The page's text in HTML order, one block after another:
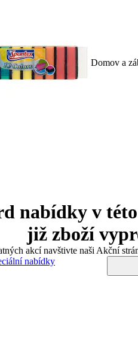
Domov a
nabídky v
již zboží
akcí navštivte naši Akční
nabídky